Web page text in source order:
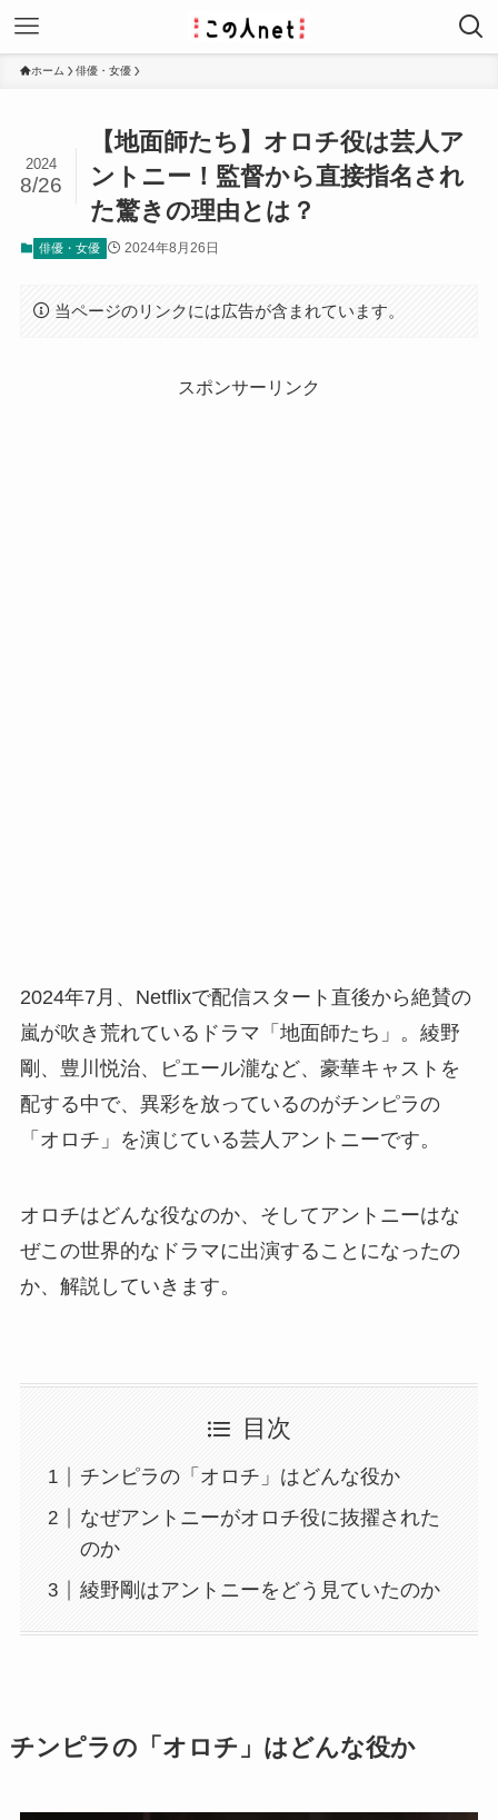
ホーム 俳優・女優
【地面師たち】オロチ役は芸人ア
ントニー！監督から直接指名され
た驚きの理由とは？
2024
8/26
俳優・女優 2024年8月26日
当ページのリンクには広告が含まれています。
スポンサーリンク
2024年7月、Netflixで配信スタート直後から絶賛の
嵐が吹き荒れているドラマ「地面師たち」。綾野
剛、豊川悦治、ピエール瀧など、豪華キャストを
配する中で、異彩を放っているのがチンピラの
「オロチ」を演じている芸人アントニーです。
オロチはどんな役なのか、そしてアントニーはな
ぜこの世界的なドラマに出演することになったの
か、解説していきます。
目次
チンピラの「オロチ」はどんな役か
なぜアントニーがオロチ役に抜擢された
のか
綾野剛はアントニーをどう見ていたのか
チンピラの「オロチ」はどんな役か